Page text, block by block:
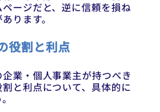
ージだと、逆に信頼を損ね
ります。
役割と利点
業・個人事業主が持つべき
と利点について、具体的に